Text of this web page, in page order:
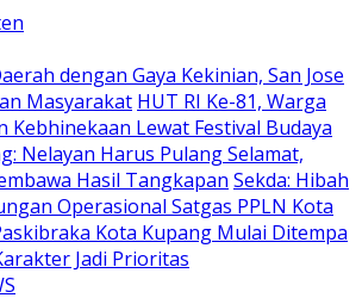
dengan Gaya Kekinian, San Jose
Masyarakat HUT RI Ke-81, Warga
Kebhinekaan Lewat Festival Budaya
Nelayan Harus Pulang Selamat,
Hasil Tangkapan Sekda: Hibah
Operasional Satgas PPLN Kota
Kota Kupang Mulai Ditempa
Jadi Prioritas